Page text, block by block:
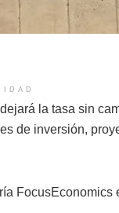
la tasa sin
de inversión,
FocusEconomics